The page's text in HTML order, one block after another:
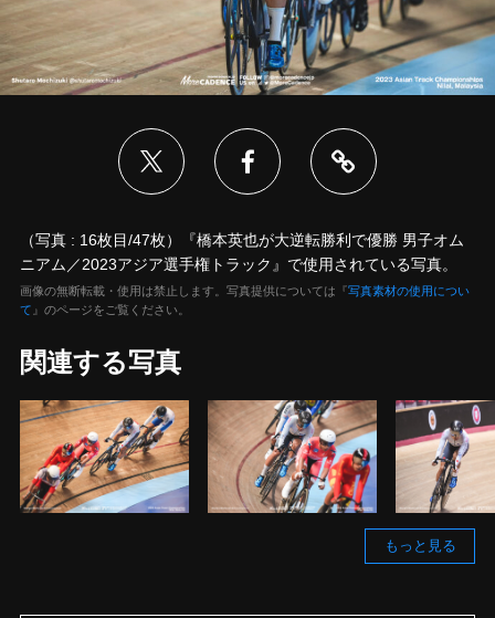
（写真 : 16枚目/47枚）『橋本英也が大逆転勝利で優勝 男子オム
ニアム／2023アジア選手権トラック』で使用されている写真。
画像の無断転載・使用は禁止します。写真提供については『写真素材の使用につい
て 』のページをご覧ください。
関連する写真
もっと見る